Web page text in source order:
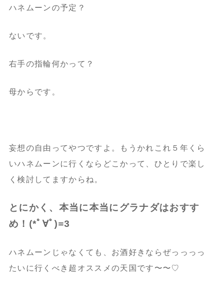
ハネムーンの予定？
ないです。
右手の指輪何かって？
母からです。
妄想の自由ってやつですよ。もうかれこれ５年くら
いハネムーンに行くならどこかって、ひとりで楽し
く検討してますからね。
とにかく、本当に本当にグラナダはおすす
め！(*ﾟ∀ﾟ)=3
ハネムーンじゃなくても、お酒好きならぜっっっっ
たいに行くべき超オススメの天国です〜〜♡